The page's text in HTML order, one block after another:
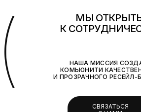
МЫ
К
НАША МИССИЯ
КОМЬЮНИТИ
И ПРОЗРАЧНОГО РЕСЕЙЛ-
СВЯЗАТЬСЯ